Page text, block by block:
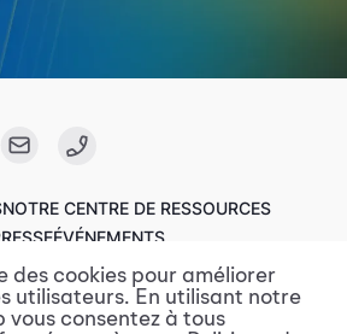
NOTRE CENTRE DE RESSOURCES
ÉVÉNEMENTS
© 2023 FPT Software.
des cookies pour améliorer
utilisateurs. En utilisant notre
vous consentez à tous